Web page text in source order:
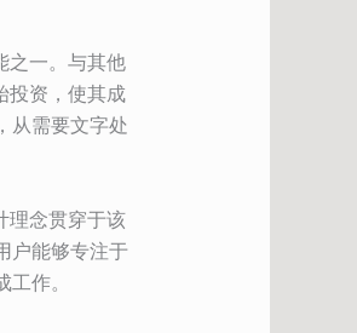
之一。与其他
投资，使其成
从需要文字处
理念贯穿于该
户能够专注于
作。